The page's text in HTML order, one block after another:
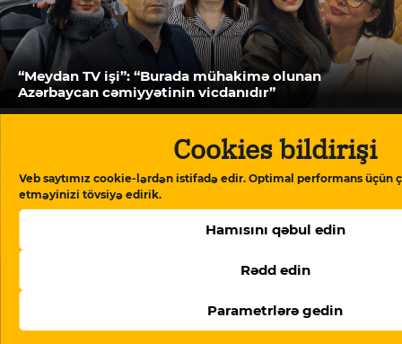
Cookies bildirişi
Veb saytımız cookie-lərdən istifadə edir. Optimal performans üçün
etməyinizi tövsiyə edirik.
Hamısını qəbul edin
Rədd edin
Parametrlərə gedin
“Meydan TV işi”: “Burada mühakimə olunan
Azərbaycan cəmiyyətinin vicdanıdır”